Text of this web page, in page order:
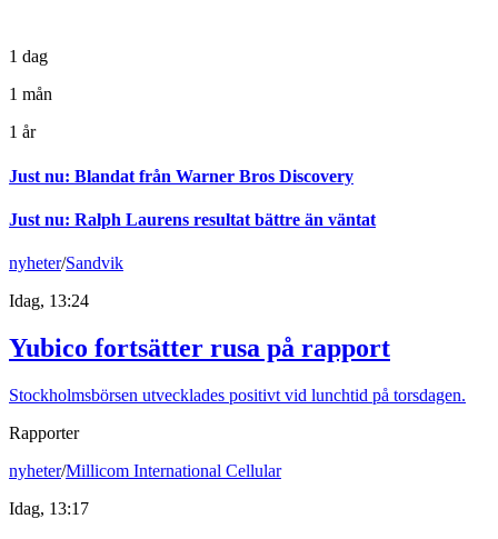
1 dag
1 mån
1 år
Just nu: Blandat från Warner Bros Discovery
Just nu: Ralph Laurens resultat bättre än väntat
nyheter/Sandvik
Idag, 13:24
Yubico fortsätter rusa på rapport
Stockholmsbörsen utvecklades positivt vid lunchtid på torsdagen.
Rapporter
nyheter/Millicom International Cellular
Idag, 13:17